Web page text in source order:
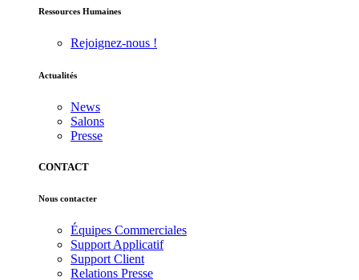
Ressources Humaines
Rejoignez-nous !
Actualités
News
Salons
Presse
CONTACT
Nous contacter
Équipes Commerciales
Support Applicatif
Support Client
Relations Presse